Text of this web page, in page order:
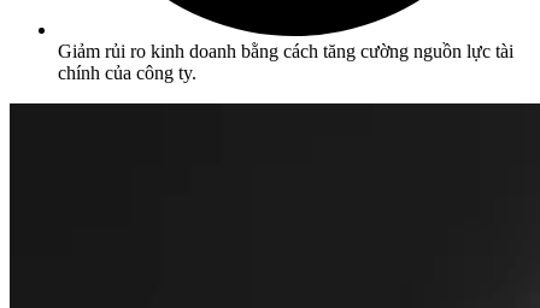
Giảm rủi ro kinh doanh bằng cách tăng cường nguồn lực tài
chính của công ty.